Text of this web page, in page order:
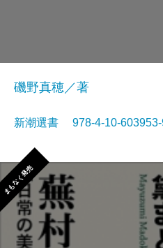
磯野真穂／著
新潮選書 978-4-10-
まもなく発売